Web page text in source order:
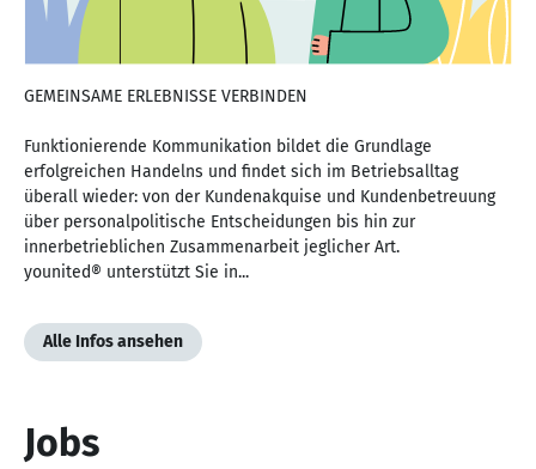
GEMEINSAME ERLEBNISSE VERBINDEN
Funktionierende Kommunikation bildet die Grundlage
erfolgreichen Handelns und findet sich im Betriebsalltag
überall wieder: von der Kundenakquise und Kundenbetreuung
über personalpolitische Entscheidungen bis hin zur
innerbetrieblichen Zusammenarbeit jeglicher Art.
younited® unterstützt Sie in...
Alle Infos ansehen
Jobs